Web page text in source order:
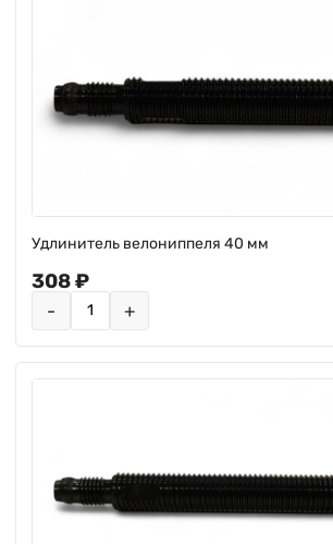
Удлинитель велониппеля 40 мм
308 ₽
- +